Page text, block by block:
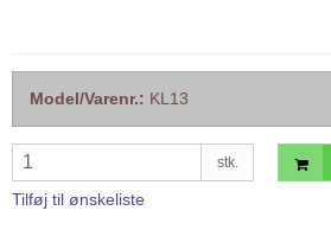
Model/Varenr.: KL13
stk.
Tilføj til ønskeliste